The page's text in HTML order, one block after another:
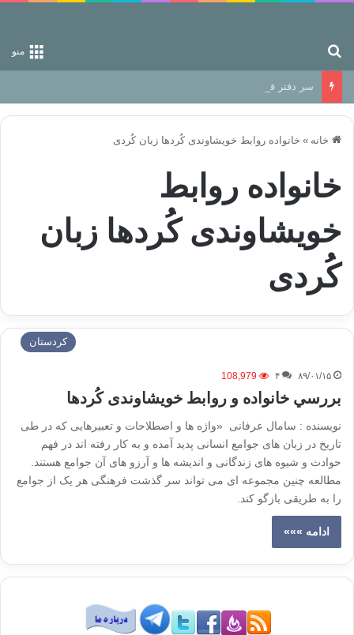
منو
سر دفتر فساد در زمین‌، دوری وکناره‌گیری از راه خداست‌!
خانه » خانواده روابط خویشاوندی کُردها زبان كُردی
خانواده روابط
خویشاوندی کُردها زبان
كُردی
كردستان
۸۹/۰۱/۱۵ ۴ 108,979
بررسي خانواده و روابط خویشاوندی کُردها
نويسنده : سامال عرفانی «واژه ها و اصطلاحات و تعبیرهایی که در طی
تاریخ در زبان های جوامع انسانی پدید آمده و به کار رفته اند در فهم
حوادث و شیوه های زندگانی و اندیشه ها و آرزو های آن جوامع هستند.
مطالعه چنین مجموعه ای می تواند سر گذشت فرهنگی هر یک از جوامع
را به طریقی بازگو کند.
ادامه »»»